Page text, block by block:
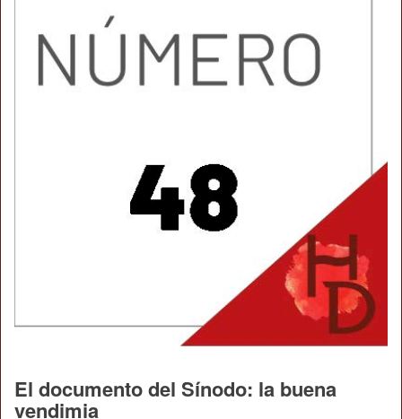
El documento del Sínodo: la buena
vendimia